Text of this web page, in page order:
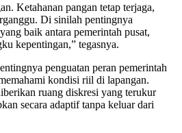
Ketahanan pangan tetap terjaga,
Di sinilah pentingnya
baik antara pemerintah pusat,
kepentingan,” tegasnya.
penguatan peran pemerintah
kondisi riil di lapangan.
ruang diskresi yang terukur
secara adaptif tanpa keluar dari